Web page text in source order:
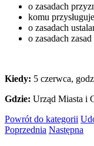
o zasadach
komu
o zasadach
o zasadach
Kiedy: 5 czerwca,
Gdzie: Urząd Miasta i
Powrót do kategorii
Poprzednia Następna